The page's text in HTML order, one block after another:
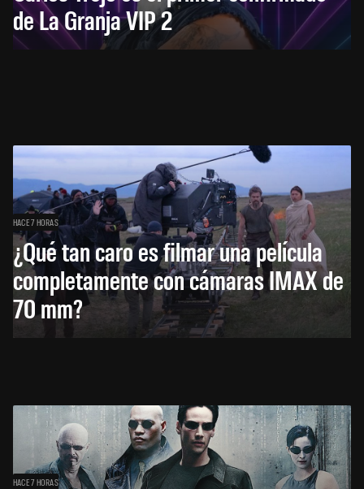
de La Granja VIP 2
HACE 7 HORAS
¿Qué tan caro es filmar una película
completamente con cámaras IMAX de
70 mm?
HACE 7 HORAS